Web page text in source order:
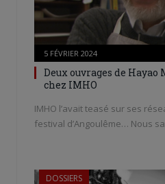
5 FÉVRIER 2024
Deux ouvrages de
chez IMHO
IMHO l’avait teasé sur ses
festival d’Angoulême… Nous
DOSSIERS